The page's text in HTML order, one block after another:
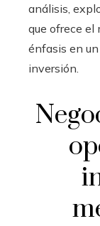
análisis,
que ofrece el
énfasis en
inversión.